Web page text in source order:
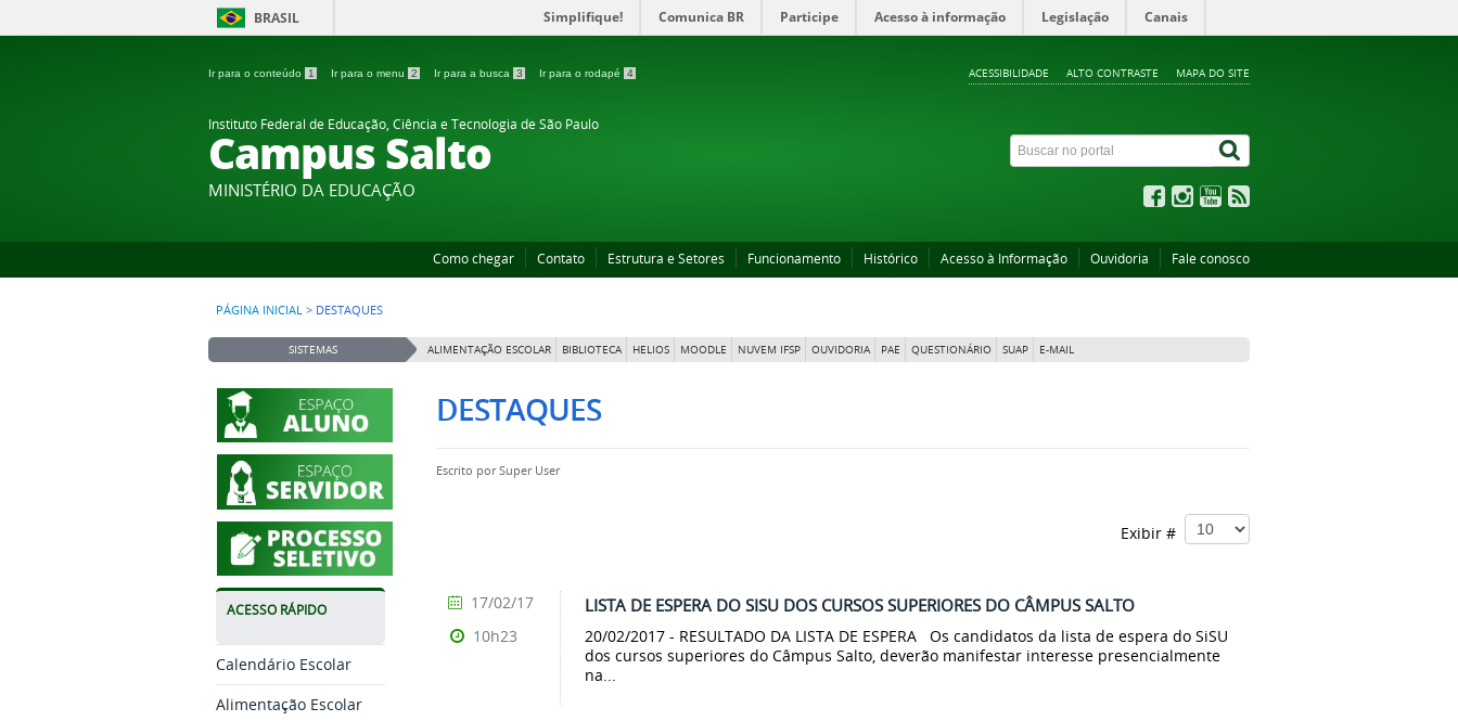
BRASIL Simplifique! Comunica BR Participe Acesso à informação Legislação Canais
Ir para o conteúdo 1 Ir para o menu 2 Ir para a busca 3 Ir para o rodapé 4 ACESSIBILIDADE ALTO CONTRASTE MAPA DO SITE
Instituto Federal de Educação, Ciência e Tecnologia de São Paulo
Campus Salto
MINISTÉRIO DA EDUCAÇÃO
Como chegar Contato Estrutura e Setores Funcionamento Histórico Acesso à Informação Ouvidoria Fale conosco
PÁGINA INICIAL > DESTAQUES
SISTEMAS ALIMENTAÇÃO ESCOLAR BIBLIOTECA HELIOS MOODLE NUVEM IFSP OUVIDORIA PAE QUESTIONÁRIO SUAP E-MAIL
ACESSO RÁPIDO
Calendário Escolar
Alimentação Escolar
DESTAQUES
Escrito porSuper User
Exibir #
LISTA DE ESPERA DO SISU DOS CURSOS SUPERIORES DO CÂMPUS SALTO
20/02/2017 - RESULTADO DA LISTA DE ESPERA Os candidatos da lista de espera do SiSU
dos cursos superiores do Câmpus Salto, deverão manifestar interesse presencialmente
na...
17/02/17
10h23